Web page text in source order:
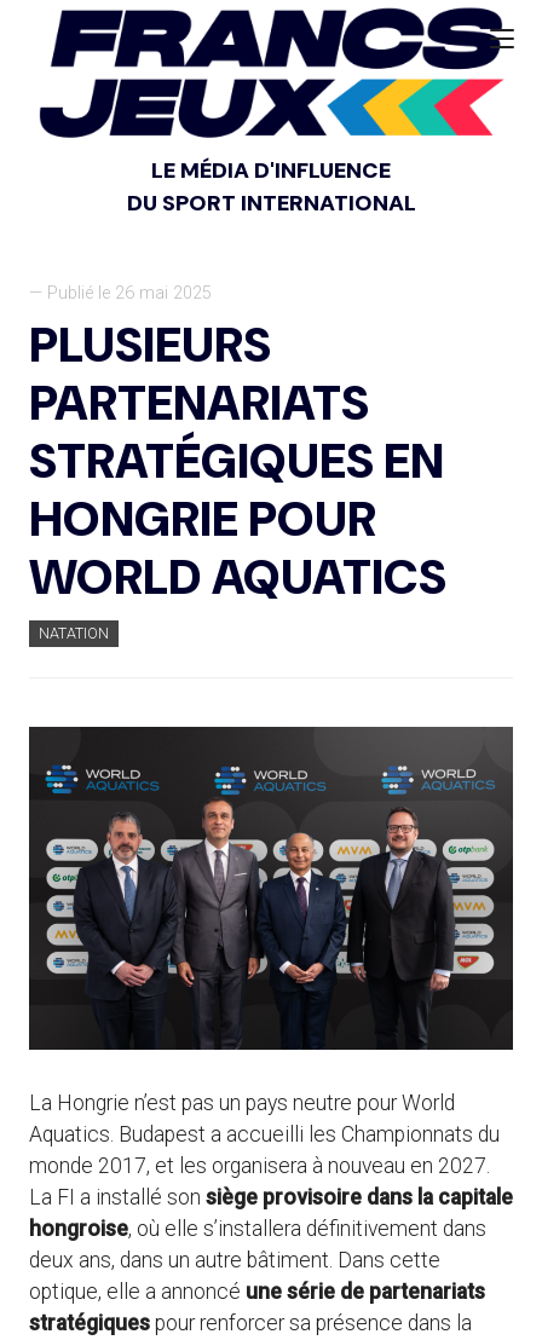
LE MÉDIA D'INFLUENCE
DU SPORT INTERNATIONAL
— Publié le 26 mai 2025
PLUSIEURS
PARTENARIATS
STRATÉGIQUES EN
HONGRIE POUR
WORLD AQUATICS
NATATION
La Hongrie n’est pas un pays neutre pour World
Aquatics. Budapest a accueilli les Championnats du
monde 2017, et les organisera à nouveau en 2027.
La FI a installé son siège provisoire dans la capitale
hongroise, où elle s’installera définitivement dans
deux ans, dans un autre bâtiment. Dans cette
optique, elle a annoncé une série de partenariats
stratégiques pour renforcer sa présence dans la